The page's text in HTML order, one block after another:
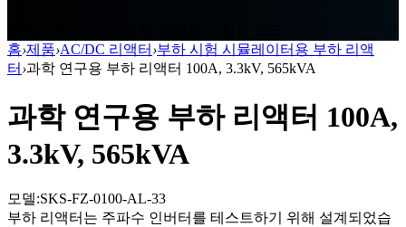
홈›제품›AC/DC 리액터 ›부하 시험 시뮬레이터용 부하 리액
터 ›과학 연구용 부하 리액터 100A, 3.3kV, 565kVA
과학 연구용 부하 리액터 100A,
3.3kV, 565kVA
모델:SKS-FZ-0100-AL-33
부하 리액터는 주파수 인버터를 테스트하기 위해 설계되었습